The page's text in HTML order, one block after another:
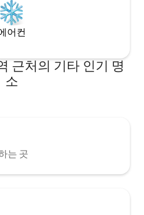
어컨
근처의 기타 인기 명
소
는 곳